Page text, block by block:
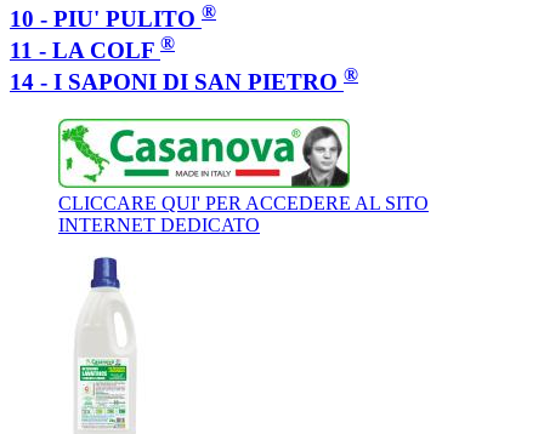
10 - PIU' PULITO ®
11 - LA COLF ®
14 - I SAPONI DI SAN PIETRO ®
CLICCARE QUI' PER ACCEDERE AL SITO
INTERNET DEDICATO